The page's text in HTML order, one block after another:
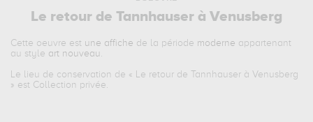
Le retour de Tannhauser à Venusberg
Cette oeuvre est une affiche de la période moderne appartenant
au style art nouveau .
Le lieu de conservation de « Le retour de Tannhauser à Venusberg
» est Collection privée.